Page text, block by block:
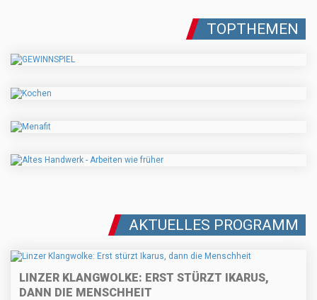
TOPTHEMEN
AKTUELLES PROGRAMM
LINZER KLANGWOLKE: ERST STÜRZT IKARUS,
DANN DIE MENSCHHEIT